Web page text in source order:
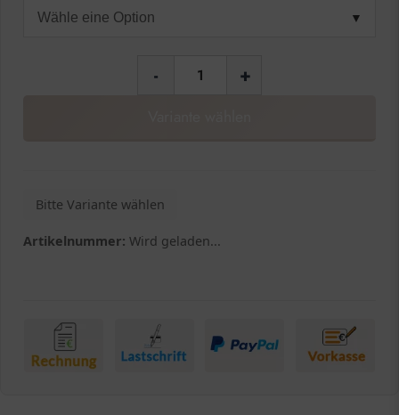
▼
- +
Bitte Variante wählen
Artikelnummer: Wird geladen...